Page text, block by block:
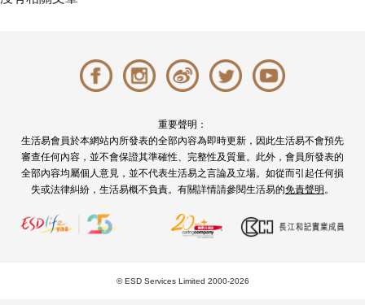
【4個電影主題婚禮靈感】 將婚禮場地變
求婚後，場地亦訂下了，對底籌備婚禮還要做些甚麼？其實可以先為婚禮
想一個主題，往後的場地佈置、婚紗晚裝和回禮禮物等等，就跟著這個方
向，更容易構思。不妨參考一下人氣...
重要聲明：
生活易會員於本網站內所發表的全部內容為即時更新，因此生活易不會預先
審查任何內容，並不會保證其準確性、完整性及質量。此外，會員所發表的
全部內容均屬個人意見，並不代表生活易之言論及立場。如從而引起任何損
失或法律糾紛，生活易概不負責。有關詳情請參閱生活易的免責聲明 。
© ESD Services Limited 2000-2026